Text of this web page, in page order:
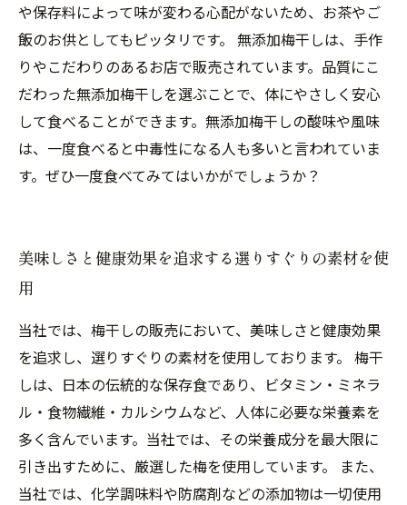
や保存料によって味が変わる心配がないため、お茶やご
飯のお供としてもピッタリです。 無添加梅干しは、手作
りやこだわりのあるお店で販売されています。品質にこ
だわった無添加梅干しを選ぶことで、体にやさしく安心
して食べることができます。無添加梅干しの酸味や風味
は、一度食べると中毒性になる人も多いと言われていま
す。ぜひ一度食べてみてはいかがでしょうか？
美味しさと健康効果を追求する選りすぐりの素材を使
用
当社では、梅干しの販売において、美味しさと健康効果
を追求し、選りすぐりの素材を使用しております。 梅干
しは、日本の伝統的な保存食であり、ビタミン・ミネラ
ル・食物繊維・カルシウムなど、人体に必要な栄養素を
多く含んでいます。当社では、その栄養成分を最大限に
引き出すために、厳選した梅を使用しています。 また、
当社では、化学調味料や防腐剤などの添加物は一切使用